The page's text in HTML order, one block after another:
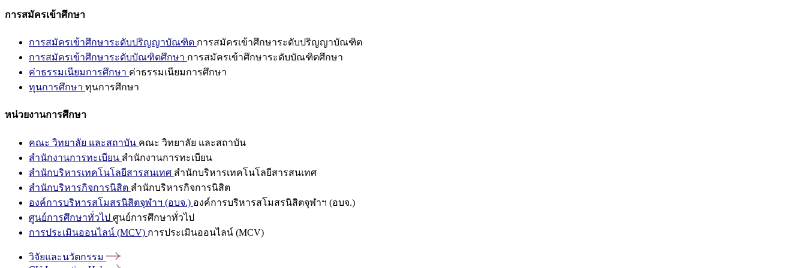
การสมัครเข้าศึกษา
การสมัครเข้าศึกษาระดับปริญญาบัณฑิต การสมัครเข้าศึกษาระดับปริญญาบัณฑิต
การสมัครเข้าศึกษาระดับบัณฑิตศึกษา การสมัครเข้าศึกษาระดับบัณฑิตศึกษา
ค่าธรรมเนียมการศึกษา ค่าธรรมเนียมการศึกษา
ทุนการศึกษา ทุนการศึกษา
หน่วยงานการศึกษา
คณะ วิทยาลัย และสถาบัน คณะ วิทยาลัย และสถาบัน
สำนักงานการทะเบียน สำนักงานการทะเบียน
สำนักบริหารเทคโนโลยีสารสนเทศ สำนักบริหารเทคโนโลยีสารสนเทศ
สำนักบริหารกิจการนิสิต สำนักบริหารกิจการนิสิต
องค์การบริหารสโมสรนิสิตจุฬาฯ (อบจ.) องค์การบริหารสโมสรนิสิตจุฬาฯ (อบจ.)
ศูนย์การศึกษาทั่วไป ศูนย์การศึกษาทั่วไป
การประเมินออนไลน์ (MCV) การประเมินออนไลน์ (MCV)
วิจัยและนวัตกรรม